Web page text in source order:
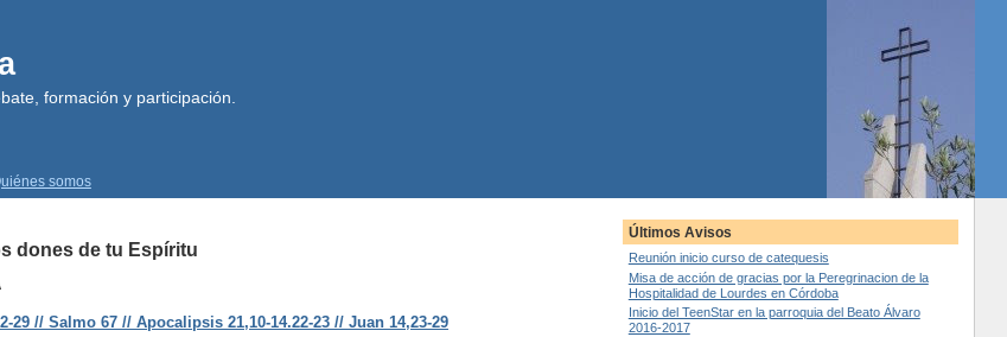
formación y participación.
somos
dones de tu Espíritu
29 // Salmo 67 // Apocalipsis 21,10-14.22-23 // Juan 14,23-29
Últimos Avisos
Reunión inicio curso de catequesis
Misa de acción de gracias por la Peregrinacion de la
Hospitalidad de Lourdes en Córdoba
Inicio del TeenStar en la parroquia del Beato Álvaro
2016-2017